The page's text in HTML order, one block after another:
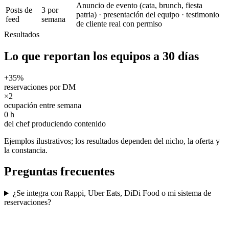
Posts de
feed
3 por
semana
Anuncio de evento (cata, brunch, fiesta
patria) · presentación del equipo · testimonio
de cliente real con permiso
Resultados
Lo que reportan los equipos a 30 días
+35%
reservaciones por DM
×2
ocupación entre semana
0 h
del chef produciendo contenido
Ejemplos ilustrativos; los resultados dependen del nicho, la oferta y
la constancia.
Preguntas frecuentes
¿Se integra con Rappi, Uber Eats, DiDi Food o mi sistema de
reservaciones?